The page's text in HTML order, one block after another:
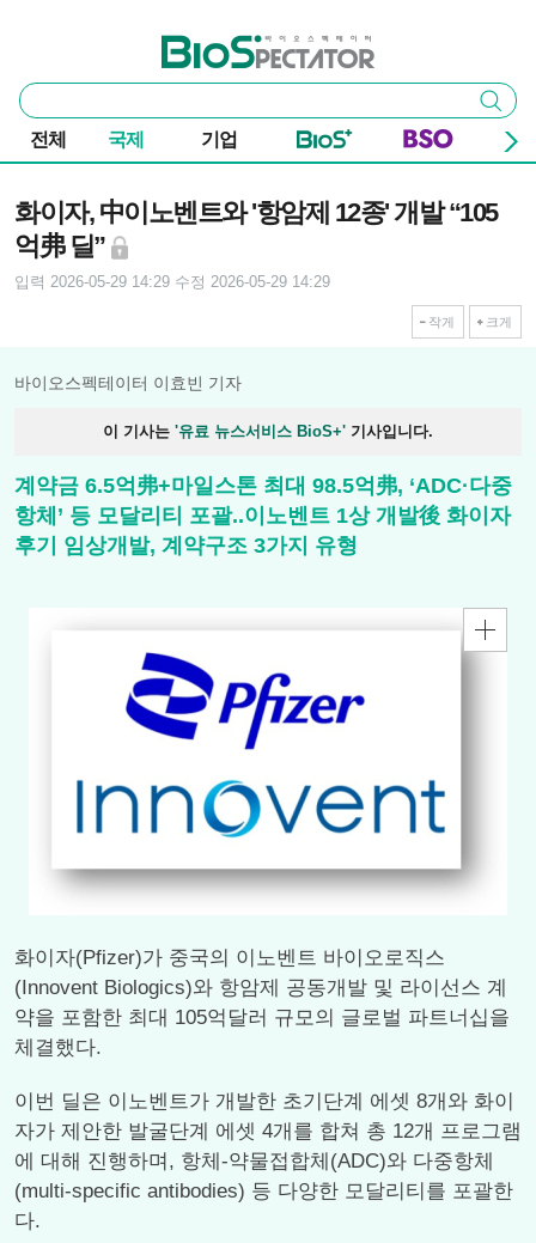
바이오스펙테이터
통
합
검
색
검색
전체 국제 기업
화이자, 中이노벤트와 '항암제 12종' 개발 “105
억弗 딜”
입력 2026-05-29 14:29 수정 2026-05-29 14:29
작게 크게
바이오스펙테이터 이효빈 기자
이 기사는 '유료 뉴스서비스 BioS+' 기사입니다.
계약금 6.5억弗+마일스톤 최대 98.5억弗, ‘ADC·다중
항체’ 등 모달리티 포괄..이노벤트 1상 개발後 화이자
후기 임상개발, 계약구조 3가지 유형
화이자(Pfizer)가 중국의 이노벤트 바이오로직스
(Innovent Biologics)와 항암제 공동개발 및 라이선스 계
약을 포함한 최대 105억달러 규모의 글로벌 파트너십을
체결했다.
이번 딜은 이노벤트가 개발한 초기단계 에셋 8개와 화이
자가 제안한 발굴단계 에셋 4개를 합쳐 총 12개 프로그램
에 대해 진행하며, 항체-약물접합체(ADC)와 다중항체
(multi-specific antibodies) 등 다양한 모달리티를 포괄한
다.